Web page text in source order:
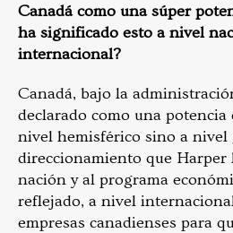
Canadá como una súper
ha significado esto a nivel
internacional?
Canadá, bajo la
declarado como una
nivel hemisférico sino a nivel
direccionamiento que Harper
nación y al programa
reflejado, a nivel
empresas canadienses para